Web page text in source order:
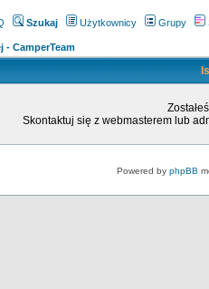
Szukaj Użytkownicy Grupy
- CamperTeam
Skontaktuj się z webmasterem lub
Powered by phpBB